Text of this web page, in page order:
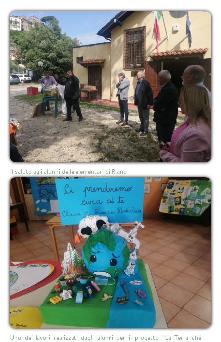
Il saluto agli alunni delle elementari di Riano
Uno dei lavori realizzati dagli alunni per il progetto "La Terra che